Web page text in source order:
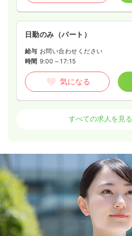
日勤のみ（パート）
給与 お問い合わせください
時間 9:00～17:15
気になる
賞与3ヶ月
※経験4年の例
時間 9:00～17:15（休憩60分）
4週8休以上
月給29万円以上可
気になる
すべての求人を見る